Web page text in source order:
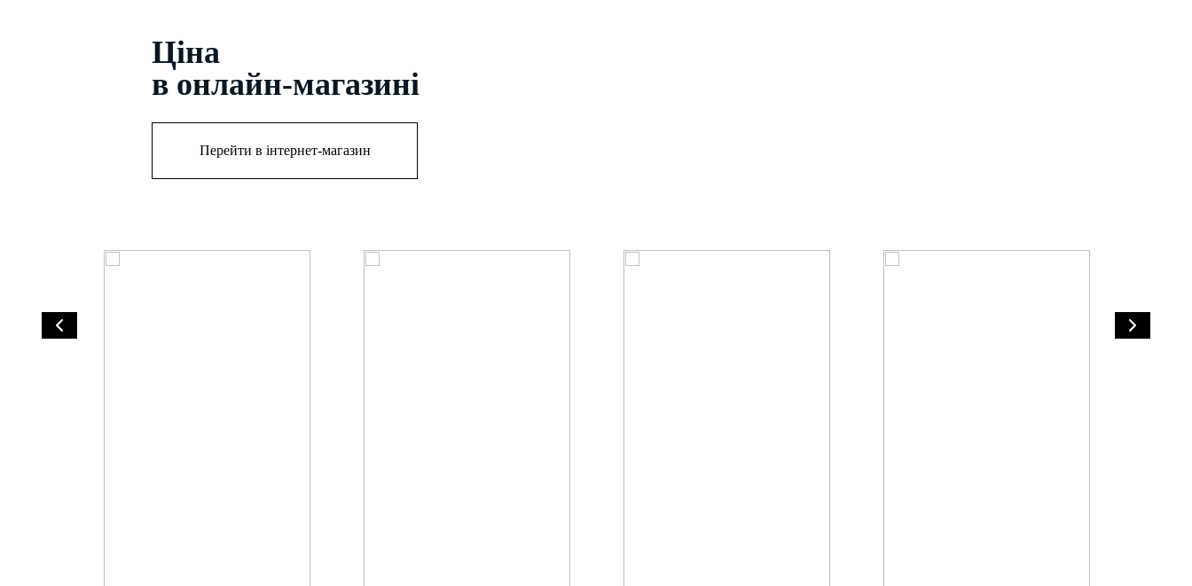
Цiна
в онлайн-магазині
Перейти в інтернет-магазин